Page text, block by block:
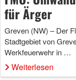
für Ärger
Greven (NW) – Der
Stadtgebiet von
Werkfeuerwehr in …
Weiterlesen